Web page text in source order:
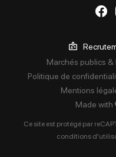
Marchés publics &
Politique de
Mentions
Made with
Ce site est protégé par
conditions